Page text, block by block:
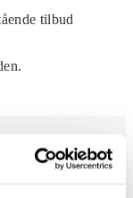
tilbud